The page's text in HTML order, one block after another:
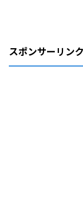
スポンサーリンク